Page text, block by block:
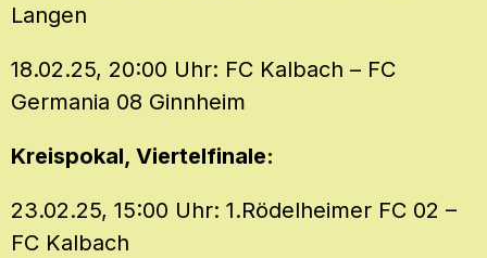
Langen
18.02.25, 20:00 Uhr: FC Kalbach – FC
Germania 08 Ginnheim
Kreispokal, Viertelfinale:
23.02.25, 15:00 Uhr: 1.Rödelheimer FC 02 –
FC Kalbach